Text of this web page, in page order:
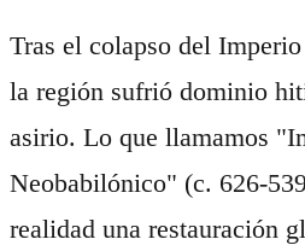
Tras el colapso del
la región sufrió dominio
asirio. Lo que llamamos
Neobabilónico" (c. 626-
realidad una restauración